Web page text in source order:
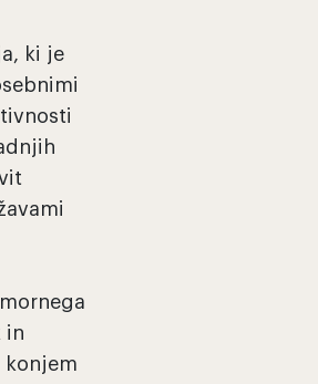
ki je
in
konjem